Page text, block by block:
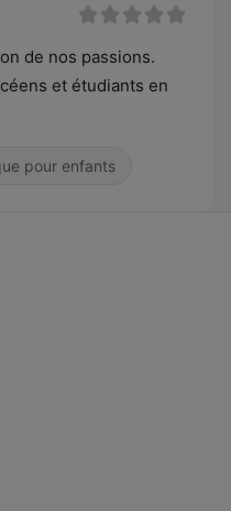
de nos passions.
et étudiants en
pour enfants